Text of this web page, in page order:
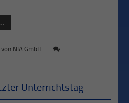
von NIA GmbH
Unterrichtstag